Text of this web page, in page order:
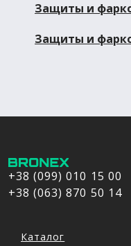
Защиты и
Защиты и
+38 (099) 010 15 00
+38 (063) 870 50 14
Каталог